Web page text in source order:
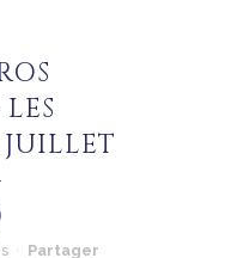
Partager